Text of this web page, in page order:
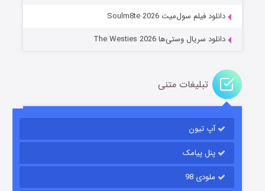
مردگان متحرک: شهر مرده ۳
دانلود فیلم سول‌میت Soulm8te 2026
دانلود سریال وستی‌ها The Westies 2026
تبلیغات متنی
آپ تیون
پنل پیامک
ملودی 98